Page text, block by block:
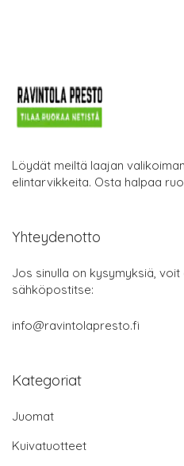
Löydät meiltä laajan
elintarvikkeita. Osta halpaa
Yhteydenotto
Jos sinulla on kysymyksiä,
sähköpostitse:
info@ravintolapresto.fi
Kategoriat
Juomat
Kuivatuotteet